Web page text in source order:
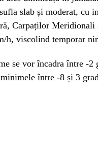
slab și moderat, cu
Carpaților
h, viscolind temporar
se vor încadra între -
între -8 și 3